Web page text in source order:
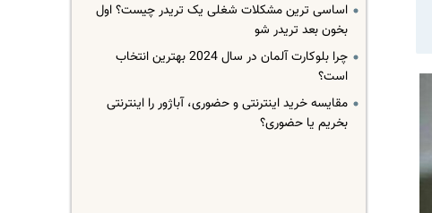
اساسی ترین مشکلات شغلی یک تریدر چیست؟ اول
بخون بعد تریدر شو
چرا بلوکارت آلمان در سال 2024 بهترین انتخاب
است؟
مقایسه خرید اینترنتی و حضوری، آباژور را اینترنتی
بخریم یا حضوری؟